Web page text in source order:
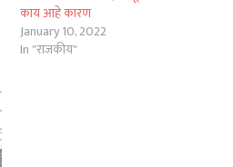
काय आहे कारण
January 10, 2022
In "राजकीय"